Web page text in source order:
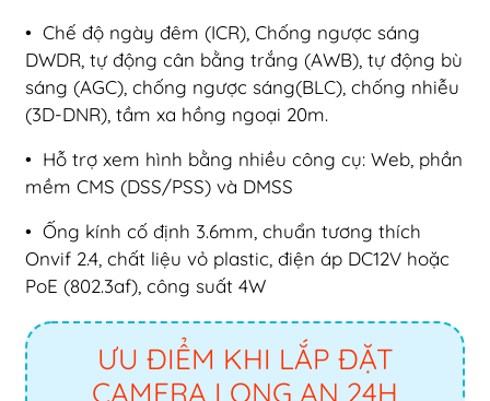
• Chế độ ngày đêm (ICR), Chống ngược sáng
DWDR, tự động cân bằng trắng (AWB), tự động bù
sáng (AGC), chống ngược sáng(BLC), chống nhiễu
(3D-DNR), tầm xa hồng ngoại 20m.
• Hỗ trợ xem hình bằng nhiều công cụ: Web, phần
mềm CMS (DSS/PSS) và DMSS
• Ống kính cố định 3.6mm, chuẩn tương thích
Onvif 2.4, chất liệu vỏ plastic, điện áp DC12V hoặc
PoE (802.3af), công suất 4W
ƯU ĐIỂM KHI LẮP ĐẶT
CAMERA LONG AN 24H